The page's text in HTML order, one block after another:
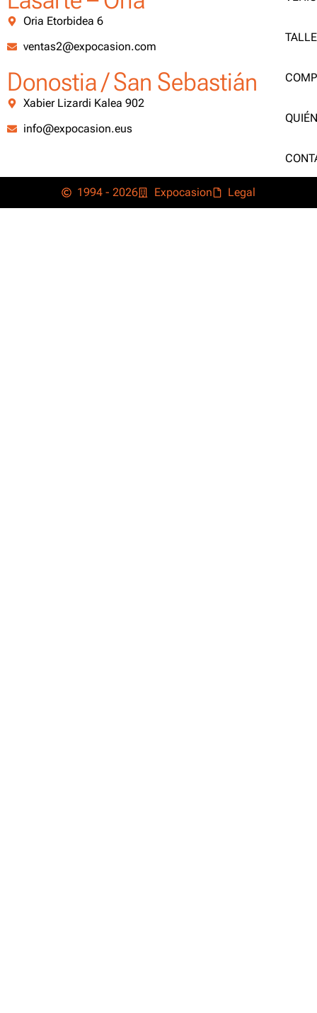
Oria Etorbidea 6
ventas2@expocasion.com
Donostia / San Sebastián
Xabier Lizardi Kalea 902
info@expocasion.eus
1994 - 2026 Expocasion Legal